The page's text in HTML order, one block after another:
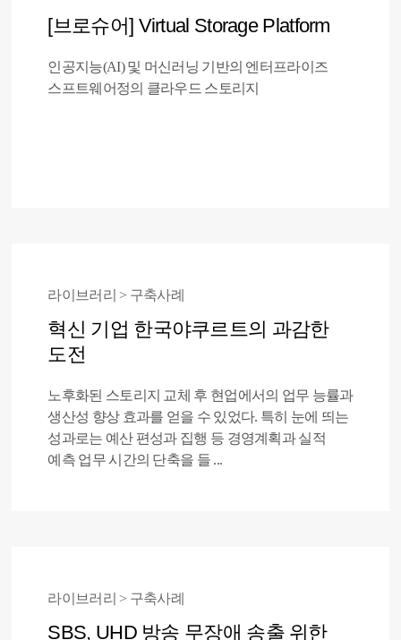
[브로슈어] Virtual Storage Platform
인공지능(AI) 및 머신러닝 기반의 엔터프라이즈
스프트웨어정의 클라우드 스토리지
라이브러리 > 구축사례
혁신 기업 한국야쿠르트의 과감한
도전
노후화된 스토리지 교체 후 현업에서의 업무 능률과
생산성 향상 효과를 얻을 수 있었다. 특히 눈에 띄는
성과로는 예산 편성과 집행 등 경영계획과 실적
예측 업무 시간의 단축을 들 ...
라이브러리 > 구축사례
SBS, UHD 방송 무장애 송출 위한